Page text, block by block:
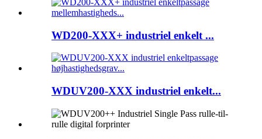
WD200-XXX+ industriel enkelt ...
WDUV200-XXX industriel enkelt...